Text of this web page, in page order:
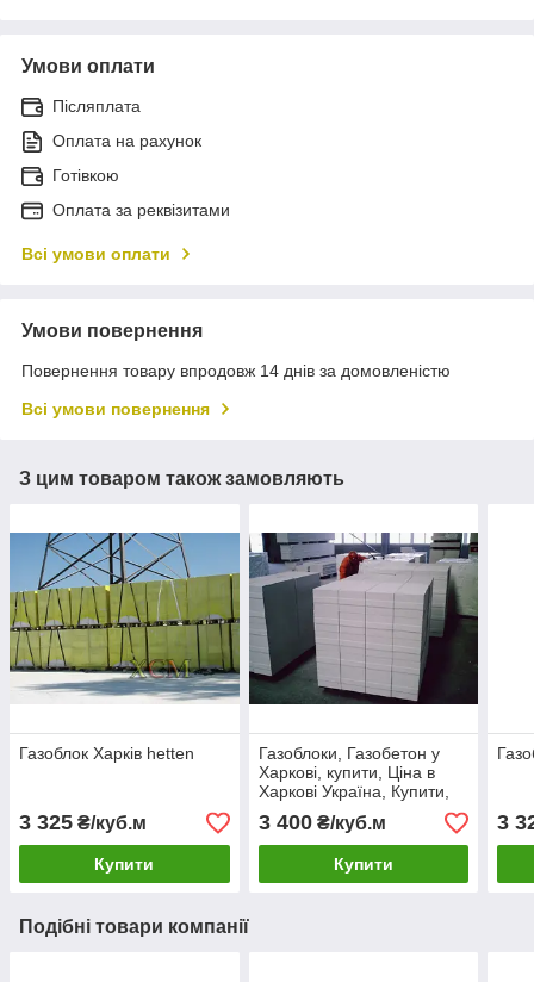
Умови оплати
Післяплата
Оплата на рахунок
Готівкою
Оплата за реквізитами
Всі умови оплати
Умови повернення
Повернення товару впродовж 14 днів за домовленістю
Всі умови повернення
З цим товаром також замовляють
Газоблок Харків hetten
3 325 ₴/куб.м
Купити
Газоблоки, Газобетон у
Харкові, купити, Ціна в
Харкові Україна, Купити,
Ціна (gazobeton-Gazoblok)
3 400₴/куб.м
Купити
3
Подібні товари компанії